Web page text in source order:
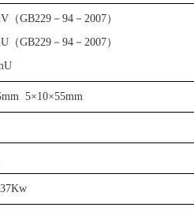
（GB229－94－2007）
（GB229－94－2007）
5×10×55mm